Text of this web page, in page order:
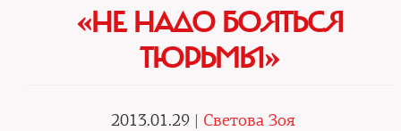
«НЕ НАДО БОЯТЬСЯ
ТЮРЬМЫ»
2013.01.29 | Светова Зоя